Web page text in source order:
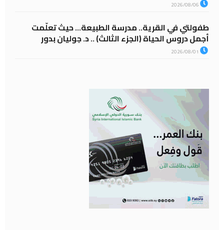
طفولتي في القرية.. مدرسة الطبيعة… حيث تعلّمت
أجمل دروس الحياة (الجزء الثالث) .. د. جوليان بدور